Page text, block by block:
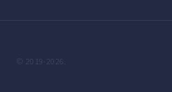
© 2019-2026.